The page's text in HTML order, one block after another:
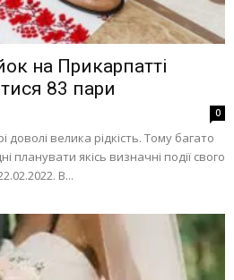
на Прикарпатті
83 пари
0
доволі велика рідкість. Тому багато
планувати якісь визначні події свого
В...